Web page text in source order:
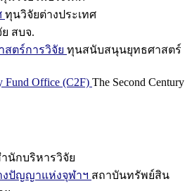
ทุนวิจัยต่างประเทศ
สบจ.
ตร์การวิจัย ทุนสนับสนุนยุทธศาสตร์
Fund Office (C2F) The Second Century
นักบริหารวิจัย
ปัญญาแห่งจุฬาฯ สถาบันทรัพย์สิน